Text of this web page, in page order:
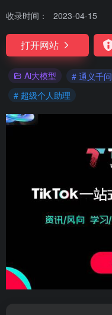
收录时间： 2023-04-15
打开网站
Ai大模型 # 通义千问
# 超级个人助理